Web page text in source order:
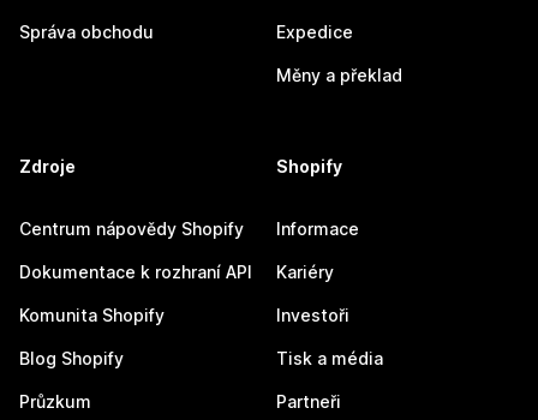
Správa obchodu Expedice
Měny a překlad
Zdroje
Centrum nápovědy Shopify
Dokumentace k rozhraní API
Komunita Shopify
Blog Shopify
Průzkum
Shopify
Informace
Kariéry
Investoři
Tisk a média
Partneři